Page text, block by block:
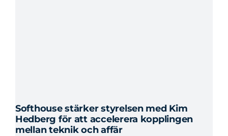
Softhouse stärker styrelsen med Kim
Hedberg för att accelerera kopplingen
mellan teknik och affär